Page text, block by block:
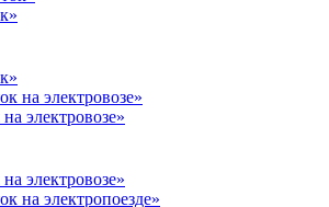
электровозе»
электровозе»